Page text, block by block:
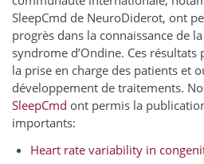
SleepCmd de NeuroDiderot, ont
progrès dans la connaissance de
syndrome d’Ondine. Ces
la prise en charge des patients et
développement de traitements.
SleepCmd ont permis la
importants:
Heart rate variability in